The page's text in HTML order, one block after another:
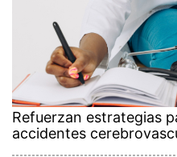
Refuerzan estrategias
accidentes